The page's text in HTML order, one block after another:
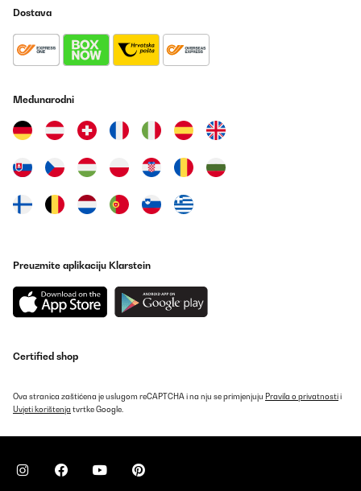
Dostava
Međunarodni
Preuzmite aplikaciju Klarstein
Certified shop
Ova stranica zaštićena je uslugom reCAPTCHA i na nju se primjenjuju Pravila o privatnostii
Uvjeti korištenja tvrtke Google.